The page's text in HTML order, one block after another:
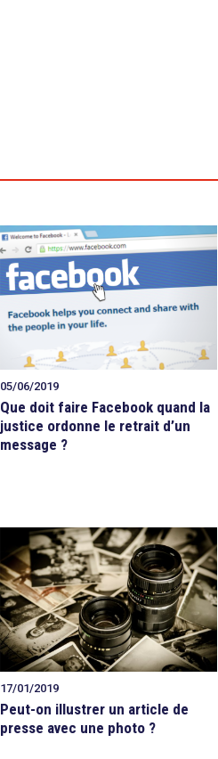
05/06/2019
Que doit faire Facebook quand la
justice ordonne le retrait d’un
message ?
17/01/2019
Peut-on illustrer un article de
presse avec une photo ?